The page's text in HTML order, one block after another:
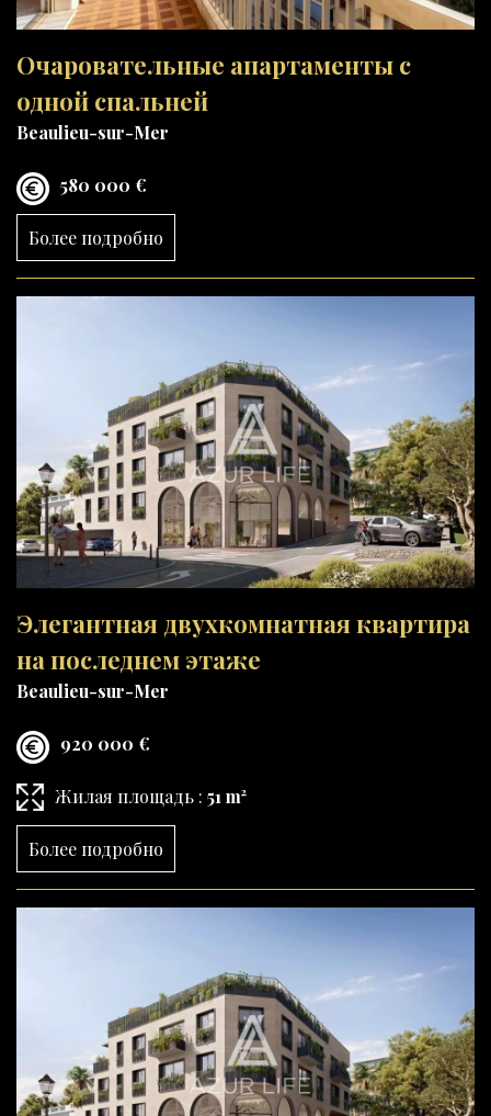
Очаровательные апартаменты с
одной спальней
Beaulieu-sur-Mer
580 000 €
Более подробно
Элегантная двухкомнатная квартира
на последнем этаже
Beaulieu-sur-Mer
920 000 €
Жилая площадь : 51 m²
Более подробно